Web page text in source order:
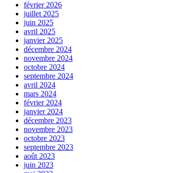
février 2026
juillet 2025
juin 2025
avril 2025
janvier 2025
décembre 2024
novembre 2024
octobre 2024
septembre 2024
avril 2024
mars 2024
février 2024
janvier 2024
décembre 2023
novembre 2023
octobre 2023
septembre 2023
août 2023
juin 2023